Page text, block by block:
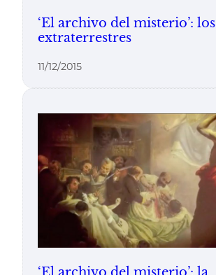
‘El archivo del misterio’: los
extraterrestres
11/12/2015